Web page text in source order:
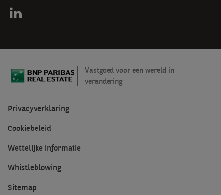
Vastgoed voor een wereld in
verandering
Privacyverklaring
Cookiebeleid
Wettelijke informatie
Whistleblowing
Sitemap